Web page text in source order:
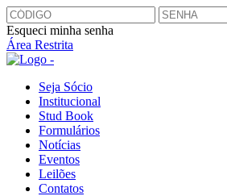
Esqueci minha senha
Área Restrita
Seja Sócio
Institucional
Stud Book
Formulários
Notícias
Eventos
Leilões
Contatos